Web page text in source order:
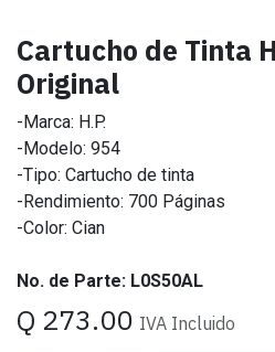
Cartucho de Tinta
Original
-Marca: H.P.
-Modelo: 954
-Tipo: Cartucho de tinta
-Rendimiento: 700 Páginas
-Color: Cian
No. de Parte: L0S50AL
Q 273.00 IVA Incluido